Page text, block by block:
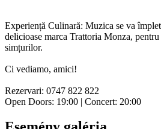
Experiență Culinară: Muzica se va
delicioase marca Trattoria Monza, pentru
simțurilor.
Ci vediamo, amici!
Rezervari: 0747 822 822
Open Doors: 19:00 | Concert: 20:00